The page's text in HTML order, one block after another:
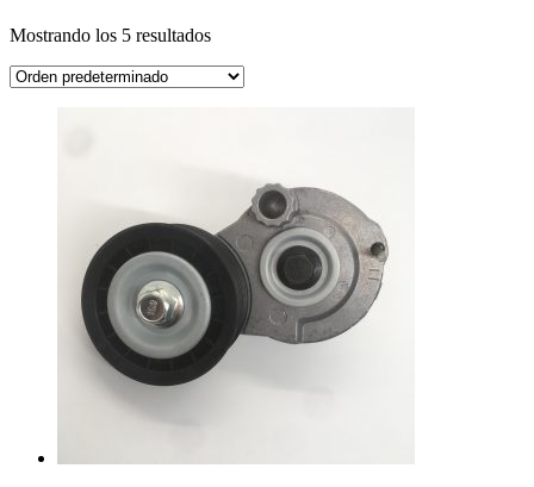
Mostrando los 5 resultados